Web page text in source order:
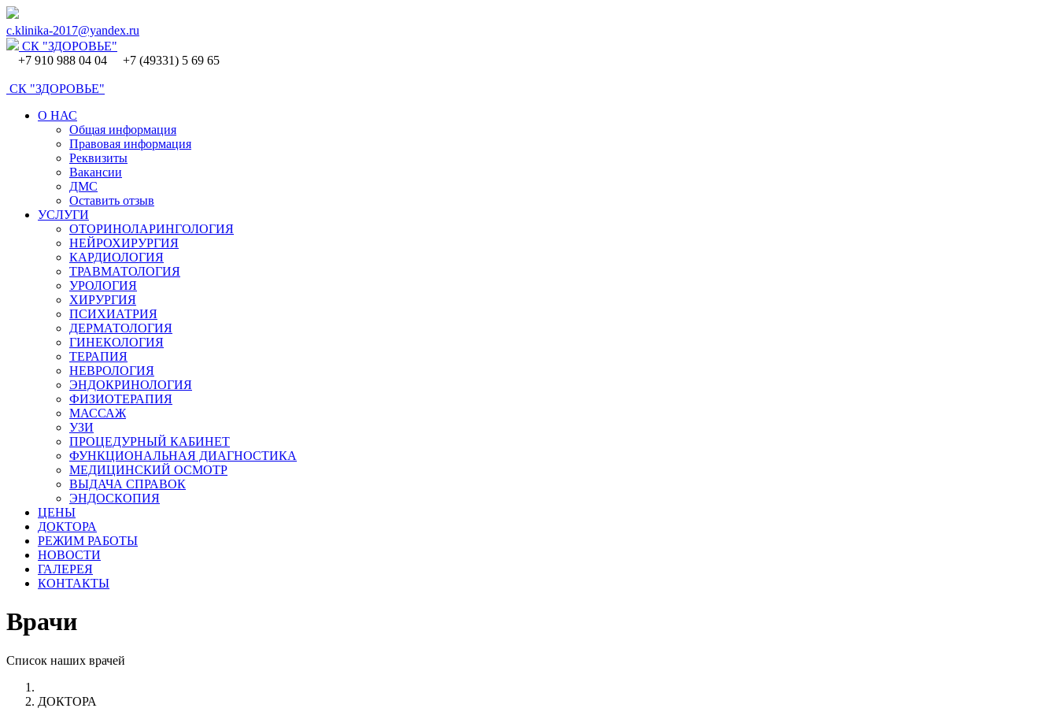
c.klinika-2017@yandex.ru
СК "ЗДОРОВЬЕ"
+7 910 988 04 04 +7 (49331) 5 69 65
СК "ЗДОРОВЬЕ"
О НАС
Общая информация
Правовая информация
Реквизиты
Вакансии
ДМС
Оставить отзыв
УСЛУГИ
ОТОРИНОЛАРИНГОЛОГИЯ
НЕЙРОХИРУРГИЯ
КАРДИОЛОГИЯ
ТРАВМАТОЛОГИЯ
УРОЛОГИЯ
ХИРУРГИЯ
ПСИХИАТРИЯ
ДЕРМАТОЛОГИЯ
ГИНЕКОЛОГИЯ
ТЕРАПИЯ
НЕВРОЛОГИЯ
ЭНДОКРИНОЛОГИЯ
ФИЗИОТЕРАПИЯ
МАССАЖ
УЗИ
ПРОЦЕДУРНЫЙ КАБИНЕТ
ФУНКЦИОНАЛЬНАЯ ДИАГНОСТИКА
МЕДИЦИНСКИЙ ОСМОТР
ВЫДАЧА СПРАВОК
ЭНДОСКОПИЯ
ЦЕНЫ
ДОКТОРА
РЕЖИМ РАБОТЫ
НОВОСТИ
ГАЛЕРЕЯ
КОНТАКТЫ
Врачи
Список наших врачей
ДОКТОРА